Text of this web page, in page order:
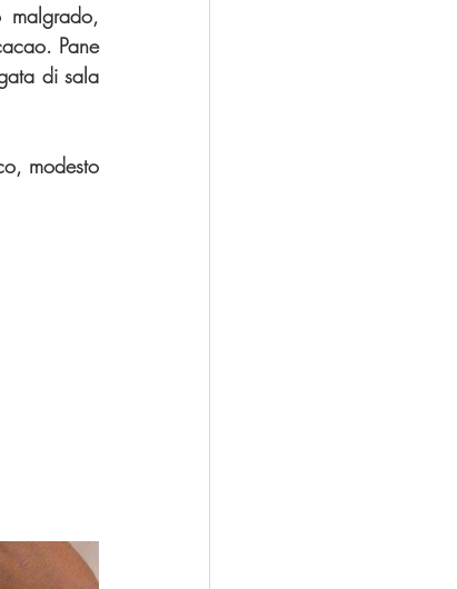
malgrado,
Pane
di sala
modesto